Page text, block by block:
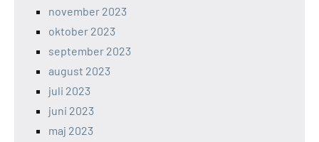
november 2023
oktober 2023
september 2023
august 2023
juli 2023
juni 2023
maj 2023